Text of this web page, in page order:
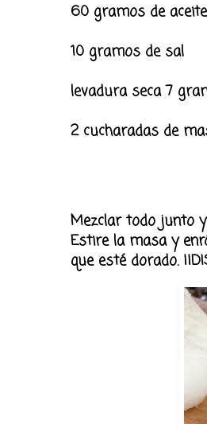
60 gramos de
10 gramos de sal
levadura seca 7
2 cucharadas de
Mezclar todo junto
Estire la masa y
que esté dorado.